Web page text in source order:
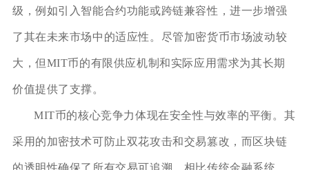
级，例如引入智能合约功能或跨链兼容性，进一步增强
了其在未来市场中的适应性。尽管加密货币市场波动较
大，但MIT币的有限供应机制和实际应用需求为其长期
价值提供了支撑。
MIT币的核心竞争力体现在安全性与效率的平衡。其
采用的加密技术可防止双花攻击和交易篡改，而区块链